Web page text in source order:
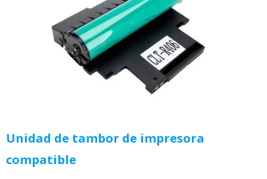
Unidad de tambor de impresora
compatible